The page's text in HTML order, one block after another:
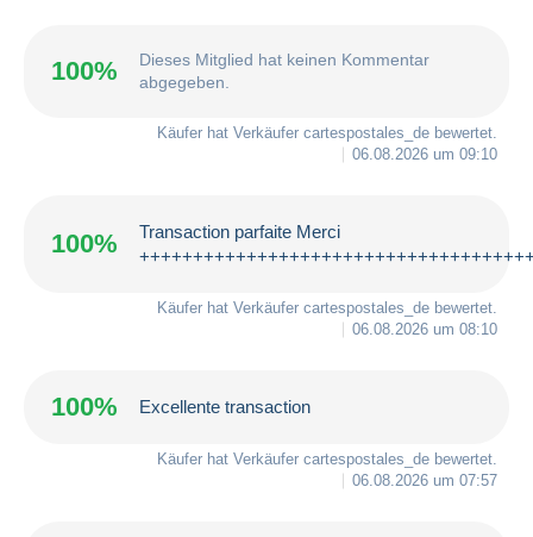
100%
Dieses Mitglied hat keinen Kommentar
abgegeben.
Käufer hat Verkäufer cartespostales_de bewertet.
06.08.2026 um 09:10
100%
Transaction parfaite Merci
Käufer hat Verkäufer cartespostales_de bewertet.
06.08.2026 um 08:10
100% Excellente transaction
Käufer hat Verkäufer cartespostales_de bewertet.
06.08.2026 um 07:57